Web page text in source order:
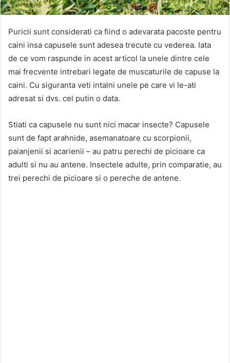
Puricii sunt considerati ca fiind o adevarata pacoste pentru
caini insa capusele sunt adesea trecute cu vederea. Iata
de ce vom raspunde in acest articol la unele dintre cele
mai frecvente intrebari legate de muscaturile de capuse la
caini. Cu siguranta veti intalni unele pe care vi le-ati
adresat si dvs. cel putin o data.
Stiati ca capusele nu sunt nici macar insecte? Capusele
sunt de fapt arahnide, asemanatoare cu scorpionii,
paianjenii si acarienii – au patru perechi de picioare ca
adulti si nu au antene. Insectele adulte, prin comparatie, au
trei perechi de picioare si o pereche de antene.